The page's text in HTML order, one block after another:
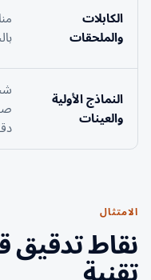
الكابلات
والملحقات
النماذج الأولية
والعينات
الامتثال
نقاط
تقنية